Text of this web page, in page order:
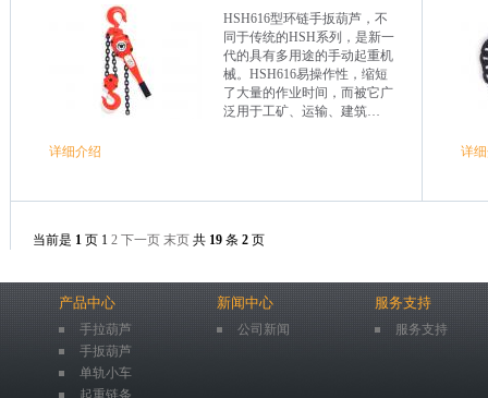
HSH616型环链手扳葫芦，不
同于传统的HSH系列，是新一
代的具有多用途的手动起重机
械。HSH616易操作性，缩短
了大量的作业时间，而被它广
泛用于工矿、运输、建筑…
详细介绍 详
当前是 1 页 1 2 下一页 末页 共 19 条 2 页
产品中心
手拉葫芦
手扳葫芦
单轨小车
起重链条
新闻中心
公司新闻
服务支持
服务支持